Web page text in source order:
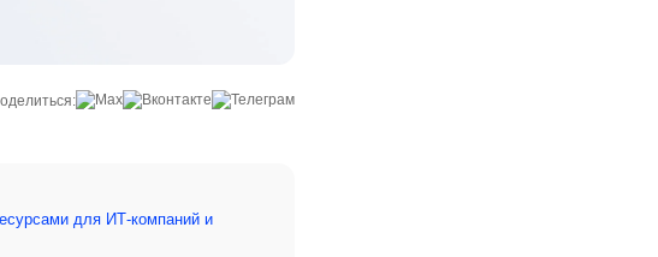
для ИТ-компаний и